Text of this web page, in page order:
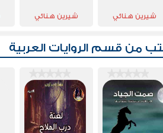
شيرين هنائي شيرين هنائي
من قسم الروايات العربية